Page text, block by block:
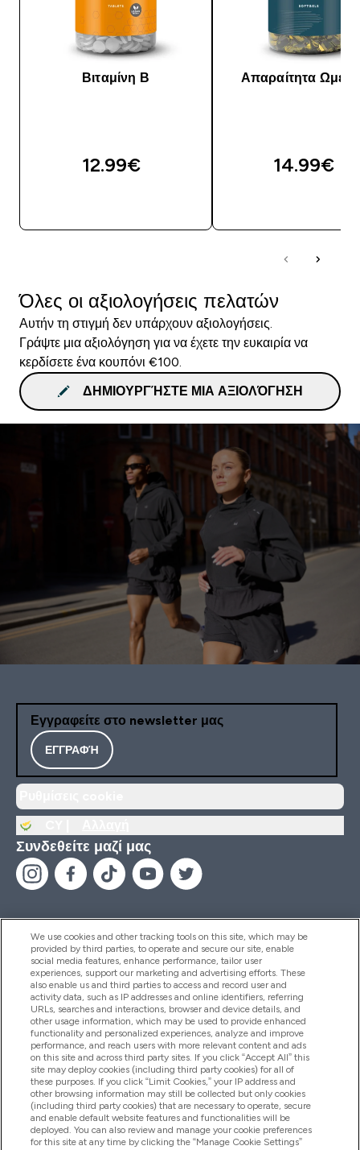
Βιταμίνη Β
12.99€‎
Απαραίτητα
14.99€‎
Όλες οι αξιολογήσεις πελατών
Αυτήν τη στιγμή δεν υπάρχουν αξιολογήσεις.
Γράψτε μια αξιολόγηση για να έχετε την ευκαιρία να
κερδίσετε ένα κουπόνι €100.
ΔΗΜΙΟΥΡΓΉΣΤΕ ΜΙΑ ΑΞΙΟΛΌΓΗΣΗ
Εγγραφείτε στο newsletter μας
ΕΓΓΡΑΦΉ
Συνδεθείτε μαζί μας
Βοήθεια & Πληροφορίες
Προϊόντα
Εταιρικές Πληροφορίες
Εκπτώσεις & Ανταμοιβές
We use cookies and other tracking tools on this site, which may be
provided by third parties, to operate and secure our site, enable
social media features, enhance performance, tailor user
experiences, support our marketing and advertising efforts. These
also enable us and third parties to access and record user and
activity data, such as IP addresses and online identifiers, referring
URLs, searches and interactions, browser and device details, and
other usage information, which may be used to provide enhanced
functionality and personalized experiences, analyze and improve
performance, and reach users with more relevant content and ads
on this site and across third party sites. If you click “Accept All” this
site may deploy cookies (including third party cookies) for all of
these purposes. If you click “Limit Cookies,” your IP address and
other browsing information may still be collected but only cookies
(including third party cookies) that are necessary to operate, secure
and enable default website features and functionalities will be
deployed. You can also review and manage your cookie preferences
for this site at any time by clicking the “Manage Cookie Settings”